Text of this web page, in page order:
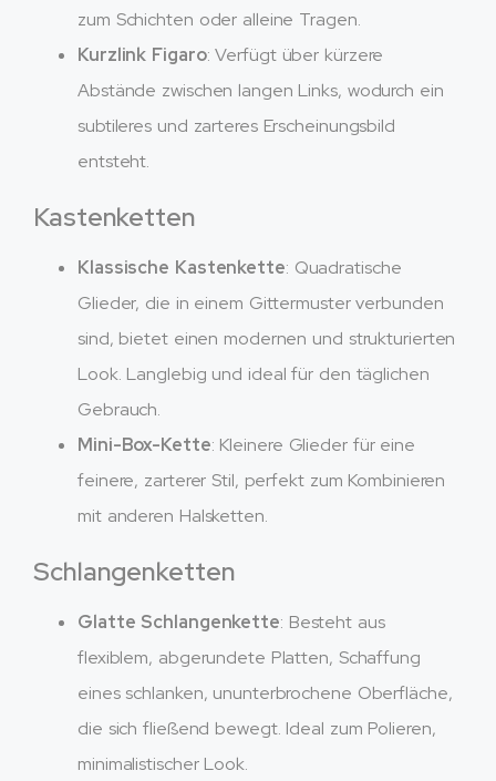
zum Schichten oder alleine Tragen.
Kurzlink Figaro: Verfügt über kürzere
Abstände zwischen langen Links, wodurch ein
subtileres und zarteres Erscheinungsbild
entsteht.
Kastenketten
Klassische Kastenkette: Quadratische
Glieder, die in einem Gittermuster verbunden
sind, bietet einen modernen und strukturierten
Look. Langlebig und ideal für den täglichen
Gebrauch.
Mini-Box-Kette: Kleinere Glieder für eine
feinere, zarterer Stil, perfekt zum Kombinieren
mit anderen Halsketten.
Schlangenketten
Glatte Schlangenkette: Besteht aus
flexiblem, abgerundete Platten, Schaffung
eines schlanken, ununterbrochene Oberfläche,
die sich fließend bewegt. Ideal zum Polieren,
minimalistischer Look.